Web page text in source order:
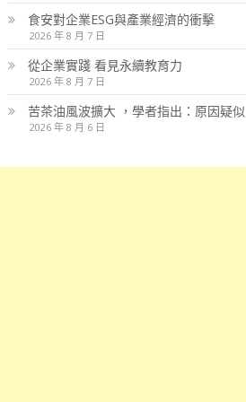
食安對企業ESG與產業經濟的衝擊
2026 年 8 月 7 日
從企業實踐 看見永續教育力
2026 年 8 月 7 日
苦茶油風波擴大 ，學者指出：原因疑似
2026 年 8 月 6 日